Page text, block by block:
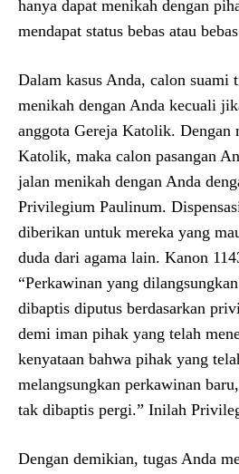
hanya dapat menikah dengan
mendapat status bebas atau
Dalam kasus Anda, calon suami
menikah dengan Anda kecuali
anggota Gereja Katolik. Dengan
Katolik, maka calon pasangan
jalan menikah dengan Anda
Privilegium Paulinum.
diberikan untuk mereka yang
duda dari agama lain. Kanon
“Perkawinan yang
dibaptis diputus berdasarkan
demi iman pihak yang telah
kenyataan bahwa pihak yang
melangsungkan perkawinan
tak dibaptis pergi.” Inilah
Dengan demikian, tugas Anda